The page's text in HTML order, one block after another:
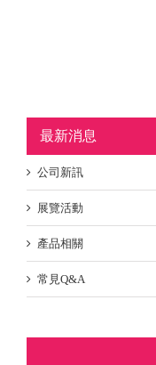
最新消息
公司新訊
展覽活動
產品相關
常見Q&A